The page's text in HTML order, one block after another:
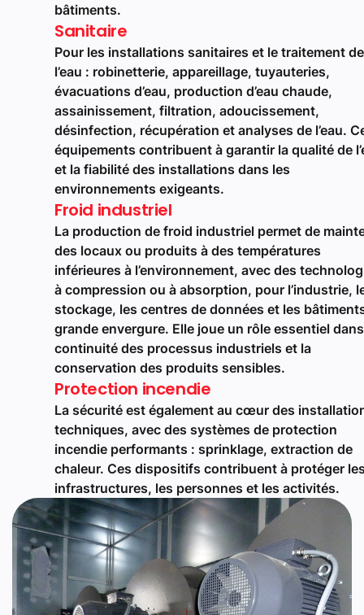
bâtiments.
Sanitaire
Pour les installations sanitaires et le traitement de
l’eau : robinetterie, appareillage, tuyauteries,
évacuations d’eau, production d’eau chaude,
assainissement, filtration, adoucissement,
désinfection, récupération et analyses de l’eau.
équipements contribuent à garantir la qualité de
et la fiabilité des installations dans les
environnements exigeants.
Froid industriel
La production de froid industriel permet de
des locaux ou produits à des températures
inférieures à l’environnement, avec des
à compression ou à absorption, pour l’industrie,
stockage, les centres de données et les
grande envergure. Elle joue un rôle essentiel
continuité des processus industriels et la
conservation des produits sensibles.
Protection incendie
La sécurité est également au cœur des
techniques, avec des systèmes de protection
incendie performants : sprinklage, extraction de
chaleur. Ces dispositifs contribuent à protéger
infrastructures, les personnes et les activités.